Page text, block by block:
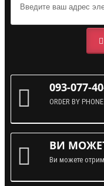
093-077-
ORDER BY PHONE
ВИ
Ви можете